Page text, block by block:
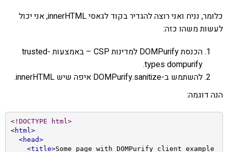
כלומר, נניח ואני רוצה להגדיר בקוד לגאסי innerHTML, אני יכול
לעשות משהו כזה:
הכנסת DOMPurify למדינות CSP – באמצעות trusted-
types dompurify.
להשתמש ב-DOMPurify.sanitize איפה שיש innerHTML.
הנה דוגמה:
<!DOCTYPE html>
<html>
<head>
<title>Some page with DOMPurify client example